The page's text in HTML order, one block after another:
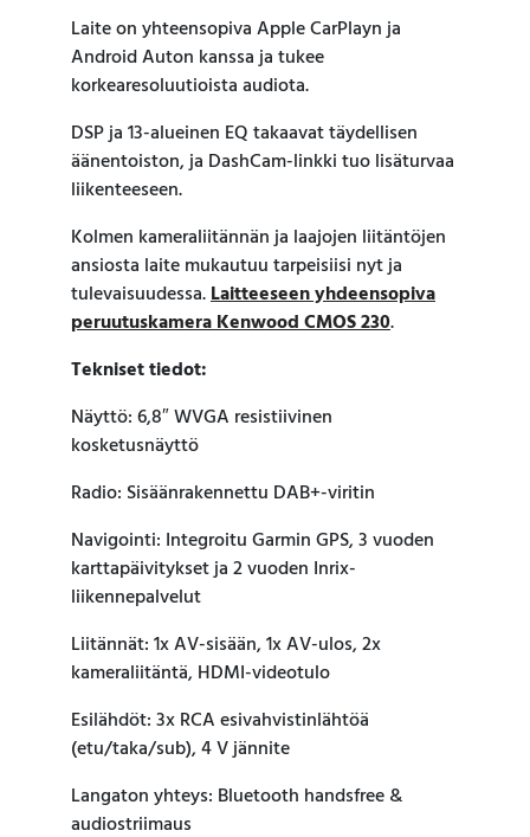
Laite on yhteensopiva Apple CarPlayn ja
Android Auton kanssa ja tukee
korkearesoluutioista audiota.
DSP ja 13-alueinen EQ takaavat täydellisen
äänentoiston, ja DashCam-linkki tuo lisäturvaa
liikenteeseen.
Kolmen kameraliitännän ja laajojen liitäntöjen
ansiosta laite mukautuu tarpeisiisi nyt ja
tulevaisuudessa.Laitteeseen yhdeensopiva
peruutuskamera Kenwood CMOS 230.
Tekniset tiedot:
Näyttö: 6,8″ WVGA resistiivinen
kosketusnäyttö
Radio: Sisäänrakennettu DAB+-viritin
Navigointi: Integroitu Garmin GPS, 3 vuoden
karttapäivitykset ja 2 vuoden Inrix-
liikennepalvelut
Liitännät: 1x AV-sisään, 1x AV-ulos, 2x
kameraliitäntä, HDMI-videotulo
Esilähdöt: 3x RCA esivahvistinlähtöä
(etu/taka/sub), 4 V jännite
Langaton yhteys: Bluetooth handsfree &
audiostriimaus